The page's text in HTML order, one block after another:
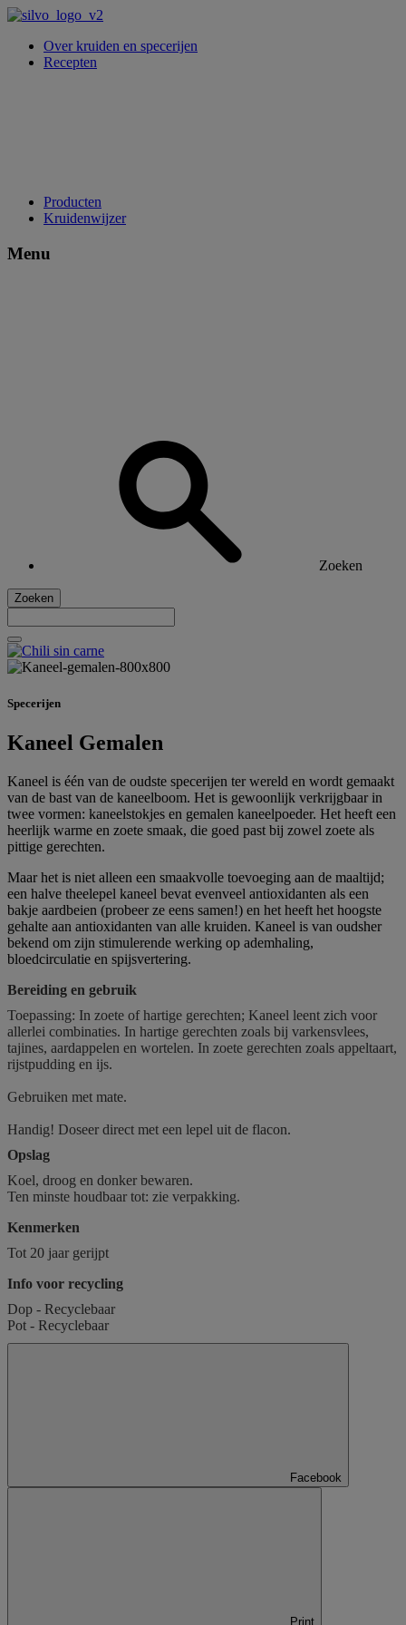
Over kruiden en specerijen
Recepten
Producten
Kruidenwijzer
Menu
Zoeken
Zoeken
Specerijen
Kaneel Gemalen
Kaneel is één van de oudste specerijen ter wereld en wordt gemaakt
van de bast van de kaneelboom. Het is gewoonlijk verkrijgbaar in
twee vormen: kaneelstokjes en gemalen kaneelpoeder. Het heeft een
heerlijk warme en zoete smaak, die goed past bij zowel zoete als
pittige gerechten.
Maar het is niet alleen een smaakvolle toevoeging aan de maaltijd;
een halve theelepel kaneel bevat evenveel antioxidanten als een
bakje aardbeien (probeer ze eens samen!) en het heeft het hoogste
gehalte aan antioxidanten van alle kruiden. Kaneel is van oudsher
bekend om zijn stimulerende werking op ademhaling,
bloedcirculatie en spijsvertering.
Bereiding en gebruik
Toepassing: In zoete of hartige gerechten; Kaneel leent zich voor
allerlei combinaties. In hartige gerechten zoals bij varkensvlees,
tajines, aardappelen en wortelen. In zoete gerechten zoals appeltaart,
rijstpudding en ijs.
Gebruiken met mate.
Handig! Doseer direct met een lepel uit de flacon.
Opslag
Koel, droog en donker bewaren.
Ten minste houdbaar tot: zie verpakking.
Kenmerken
Tot 20 jaar gerijpt
Info voor recycling
Dop - Recyclebaar
Pot - Recyclebaar
Facebook
Print